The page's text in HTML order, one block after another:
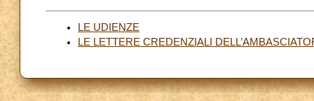
LE UDIENZE
LE LETTERE CREDENZIALI